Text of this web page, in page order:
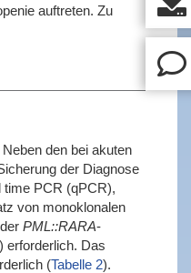
auftreten. Zu
den bei akuten
der Diagnose
time PCR (qPCR),
von monoklonalen
PML::RARA-
erforderlich. Das
(Tabelle 2).